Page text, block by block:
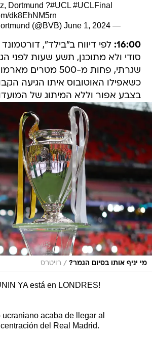
Dortmund ?#UCL #UCLFinal
dk8EhNM5rn
— Borussia Dortmund (@BVB)
June 1, 2024
16:00: לפי דיווח ב"בילד", דורטמונד
סודי ולא מתוכנן, תשע שעות לפני
שגרתי, פחות מ-500
כשאפילו האוטובוס איתו הגיעה
בצבע אפור וללא המיתוג של
מי יניף אותו בסיום הגמר? / רויטרס
YA está en LONDRES!
acaba de llegar al
del Real Madrid.